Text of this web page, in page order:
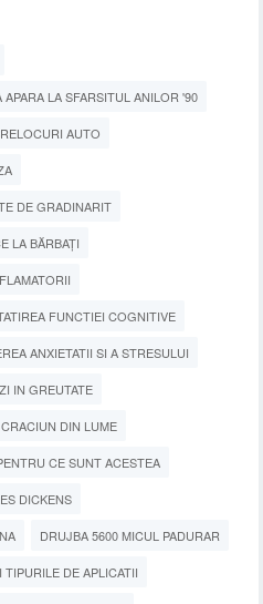
LA SFARSITUL ANILOR '90
AUTO
DE GRADINARIT
LA BĂRBAȚI
FUNCTIEI COGNITIVE
ANXIETATII SI A STRESULUI
IN GREUTATE
DIN LUME
CE SUNT ACESTEA
DICKENS
DRUJBA 5600 MICUL PADURAR
DE APLICATII